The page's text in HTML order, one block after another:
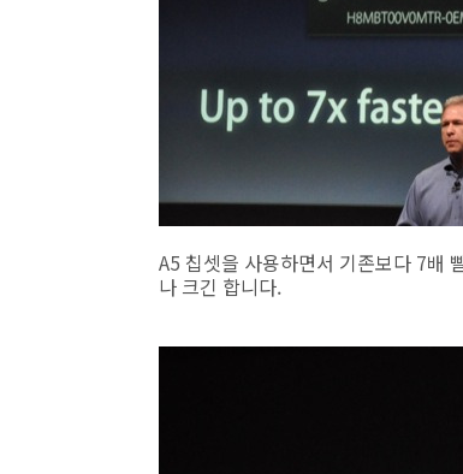
A5 칩셋을 사용하면서 기존보다 7배
나 크긴 합니다.